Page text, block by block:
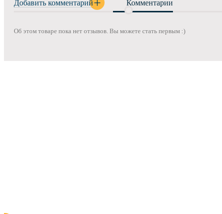
Добавить комментарий Комментарии
Об этом товаре пока нет отзывов. Вы можете стать первым :)